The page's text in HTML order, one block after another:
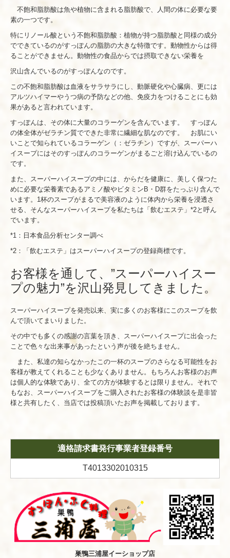
不飽和脂肪酸は魚や植物に含まれる脂肪酸で、人間の体に必要な要
素の一つです。
特にリノール酸という不飽和脂肪酸：植物が持つ脂肪酸と同様の成分
でできているのがすっぽんの脂肪の大きな特徴です。動物性からは得
ることができません。動物性の食品からでは摂取できない栄養を
沢山含んでいるのがすっぽんなのです。
この不飽和脂肪酸は血液をサラサラにし、動脈硬化や心臓病、更には
アルツハイマーやうつ病の予防などの他、免疫力をつけることにも効
果があると言われています。
すっぽんは、その体に大量のコラーゲンを含んでいます。 すっぽん
の体全体がゼラチン質でできた非常に繊細な肌なのです。 お肌にい
いことで知られているコラーゲン（：ゼラチン）ですが、スーパーハ
イスープにはそのすっぽんのコラーゲンがまるごと溶け込んでいるの
です。
また、スーパーハイスープの中には、からだを健康に、美しく保つた
めに必要な栄養素であるアミノ酸やビタミンB・D群をたっぷり含んで
います。1杯のスープがまるで美容液のように体内から栄養を浸透さ
せる、そんなスーパーハイスープを私たちは「飲むエステ」*2と呼ん
でいます。
*1：日本食品分析センター調べ
*2：「飲むエステ」はスーパーハイスープの登録商標です。
お客様を通して、”スーパーハイスー
プの魅力”を沢山発見してきました。
スーパーハイスープを発売以来、実に多くのお客様にこのスープを飲
んで頂いてまいりました。
その中でも多くの感謝の言葉を頂き、スーパーハイスープに出会った
ことで色々な出来事があったという声が後を絶ちません。
また、私達の知らなかったこの一杯のスープのさらなる可能性をお
客様が教えてくれることも少なくありません。もちろんお客様のお声
は個人的な体験であり、全ての方が体験するとは限りません。それで
もなお、スーパーハイスープをご購入されたお客様の体験談を是非皆
様と共有したく、当店では投稿頂いたお声を掲載しております。
適格請求書発行事業者登録番号
T4013302010315
巣鴨三浦屋イーショップ店